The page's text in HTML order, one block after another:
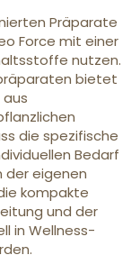
Präparate
Force mit einer
nutzen.
bietet
die spezifische
Bedarf
der eigenen
kompakte
und der
in Wellness-